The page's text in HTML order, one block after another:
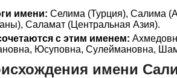
имени: Селима (Турция), Салима
Саламат (Центральная Азия).
с этим именем:
Юсуповна, Сулеймановна,
имени